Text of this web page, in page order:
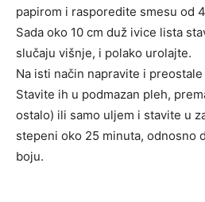
papirom i rasporedite smesu od
Sada oko 10 cm duž ivice lista
slučaju višnje, i polako urolajte.
Na isti način napravite i
Stavite ih u podmazan pleh,
ostalo) ili samo uljem i stavite u
stepeni oko 25 minuta, odnosno
boju.